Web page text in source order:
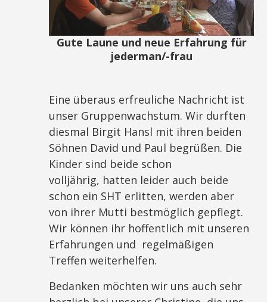
Gute Laune und neue Erfahrung für
jederman/-frau
Eine überaus erfreuliche Nachricht ist
unser Gruppenwachstum. Wir durften
diesmal Birgit Hansl mit ihren beiden
Söhnen David und Paul begrüßen. Die
Kinder sind beide schon
volljährig, hatten leider auch beide
schon ein SHT erlitten, werden aber
von ihrer Mutti bestmöglich gepflegt.
Wir können ihr hoffentlich mit unseren
Erfahrungen und regelmäßigen
Treffen weiterhelfen.
Bedanken möchten wir uns auch sehr